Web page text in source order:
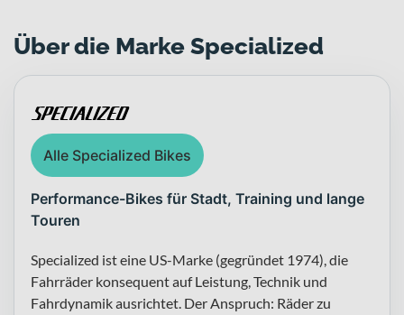
Über die Marke Specialized
Alle Specialized Bikes
Performance-Bikes für Stadt, Training und lange
Touren
Specialized ist eine US-Marke (gegründet 1974), die
Fahrräder konsequent auf Leistung, Technik und
Fahrdynamik ausrichtet. Der Anspruch: Räder zu